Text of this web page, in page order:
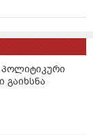
პოლიტიკური
გაიხსნა